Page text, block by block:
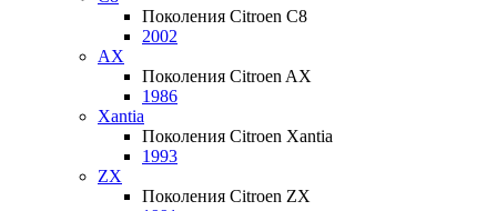
Поколения Citroen C8
2002
AX
Поколения Citroen AX
1986
Xantia
Поколения Citroen Xantia
1993
ZX
Поколения Citroen ZX